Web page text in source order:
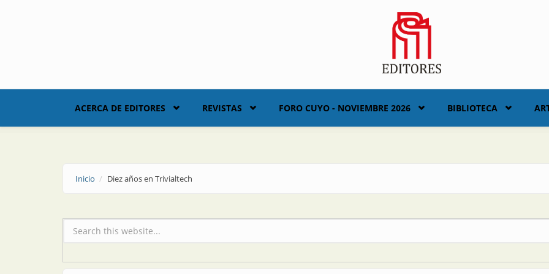
ACERCA DE EDITORES REVISTAS FORO CUYO - NOVIEMBRE 2026 BIBLIOTECA
Inicio Diez años en Trivialtech
Formulario de búsqueda